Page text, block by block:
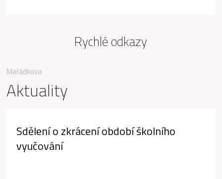
Mařádkova
Aktuality
Sdělení o zkrácení období školního
vyučování
Rychlé odkazy